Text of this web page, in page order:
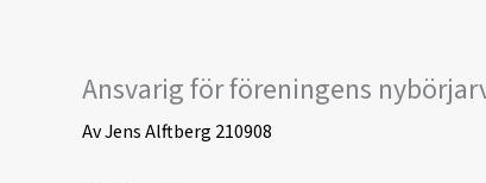
Ansvarig för föreningens
AvJens Alftberg 210908